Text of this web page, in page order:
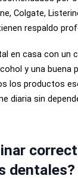
Colgate,
respaldo
en casa con un
y una buena
los productos
diaria sin
dentales?